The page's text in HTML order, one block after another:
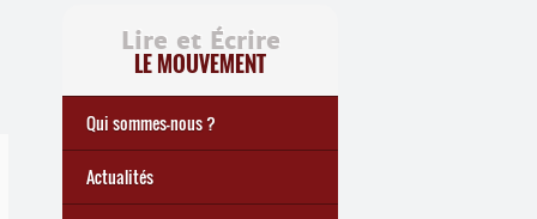
Lire et Écrire
LE MOUVEMENT
Qui sommes-nous ?
Notre histoire
Le mouvement Lire et Écrire
Charte de Lire et Écrire
Actions de recherches et
études
Actions de formations de
formateurs
... Tous les articles
Actualités